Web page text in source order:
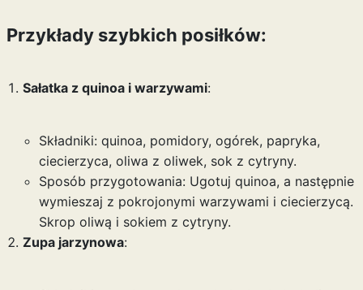
Przykłady szybkich posiłków:
Sałatka z quinoa i warzywami:
Składniki: quinoa, pomidory, ogórek, papryka,
ciecierzyca, oliwa z oliwek, sok z cytryny.
Sposób przygotowania: Ugotuj quinoa, a następnie
wymieszaj z pokrojonymi warzywami i ciecierzycą.
Skrop oliwą i sokiem z cytryny.
Zupa jarzynowa: